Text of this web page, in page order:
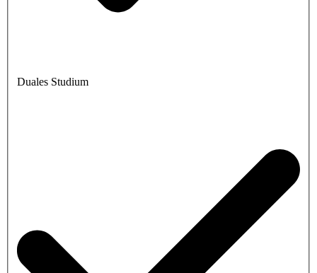
Duales Studium